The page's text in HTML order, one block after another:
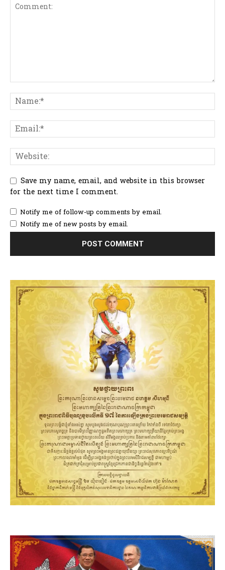
Save my name, email, and website in this browser
for the next time I comment.
Notify me of follow-up comments by email.
Notify me of new posts by email.